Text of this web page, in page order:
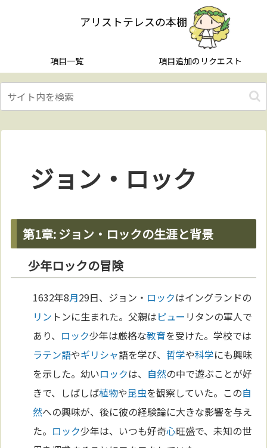
アリストテレスの本棚
項目一覧 項目追加のリクエスト
ジョン・ロック
第1章: ジョン・ロックの生涯と背景
少年ロックの冒険
1632年8月29日、ジョン・ ロックはイングランドの
リン トンに生まれた。父親はピュー リタンの軍人で
あり、 ロック少年は厳格な教育を受けた。学校では
ラテン語やギリシャ語を学び、 哲学や科学にも興味
を示した。幼いロックは、 自然の中で遊ぶことが好
きで、しばしば植物や昆虫を観察していた。この自
然への興味が、後に彼の経験論に大きな影響を与え
た。 ロック少年は、いつも好奇心旺盛で、未知の世